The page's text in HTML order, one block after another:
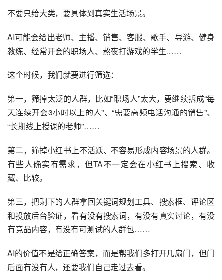
不要只给大类，要具体到真实生活场景。
AI可能会给出老师、主播、销售、客服、歌手、导游、健身
教练、经常开会的职场人、熬夜打游戏的学生……
这个时候，我们就要进行筛选：
第一，筛掉太泛的人群，比如“职场人”太大，要继续拆成“每
天连续开会3小时以上的人”、“需要高频电话沟通的销售”、
“长期线上授课的老师”……
第二，筛掉小红书上不活跃、不容易形成内容场景的人群。
有些人确实有需求，但TA不一定会在小红书上搜索、收
藏、比较。
第三，把剩下的人群拿回关键词规划工具、搜索框、评论区
和投放后台验证，看有没有搜索词，有没有真实讨论，有没
有竞品内容，有没有可测试的人群包……
AI的价值不是给正确答案，而是帮我们多打开几扇门，但门
后面有没有人，还要我们自己走过去看。